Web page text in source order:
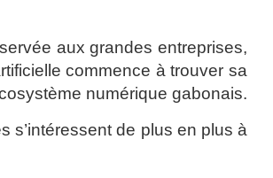
aux grandes entreprises,
commence à trouver sa
numérique gabonais.
s’intéressent de plus en plus à